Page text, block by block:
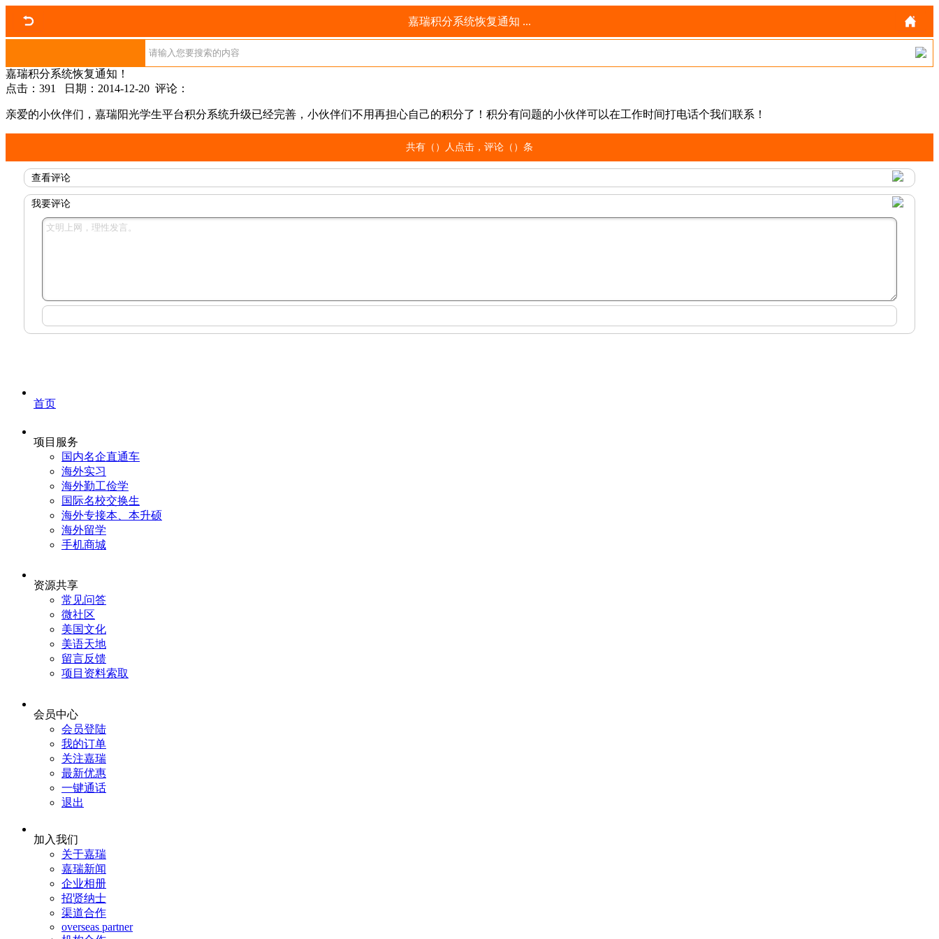
嘉瑞积分系统恢复通知 ...
嘉瑞积分系统恢复通知！
点击：391 日期：2014-12-20 评论：
亲爱的小伙伴们，嘉瑞阳光学生平台积分系统升级已经完善，小伙伴们不用再担心自己的积分了！积分有问题的小伙伴可以在工作时间打电话个我们联系！
共有（ ）人点击，评论（ ）条
查看评论
我要评论
首页
项目服务
国内名企直通车
海外实习
海外勤工俭学
国际名校交换生
海外专接本、本升硕
海外留学
手机商城
资源共享
常见问答
微社区
美国文化
美语天地
留言反馈
项目资料索取
会员中心
会员登陆
我的订单
关注嘉瑞
最新优惠
一键通话
退出
加入我们
关于嘉瑞
嘉瑞新闻
企业相册
招贤纳士
渠道合作
overseas partner